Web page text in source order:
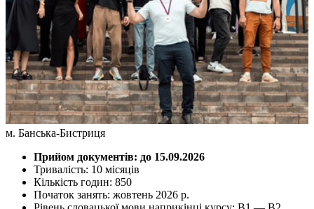
м. Банська-Бистриця
Прийом документів: до 15.09.2026
Тривалість: 10 місяців
Кількість годин: 850
Початок занять: жовтень 2026 р.